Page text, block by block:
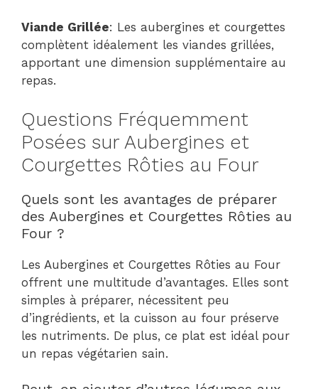
Viande Grillée: Les aubergines et courgettes
complètent idéalement les viandes grillées,
apportant une dimension supplémentaire au
repas.
Questions Fréquemment
Posées sur Aubergines et
Courgettes Rôties au Four
Quels sont les avantages de préparer
des Aubergines et Courgettes Rôties au
Four ?
Les Aubergines et Courgettes Rôties au Four
offrent une multitude d’avantages. Elles sont
simples à préparer, nécessitent peu
d’ingrédients, et la cuisson au four préserve
les nutriments. De plus, ce plat est idéal pour
un repas végétarien sain.